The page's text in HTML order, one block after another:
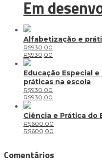
Em
Alfabetização e
R$930.00
R$930,00
Educação Especial
práticas na escola
R$930.00
R$930,00
Ciência e Prática
R$600.00
R$600,00
Comentários